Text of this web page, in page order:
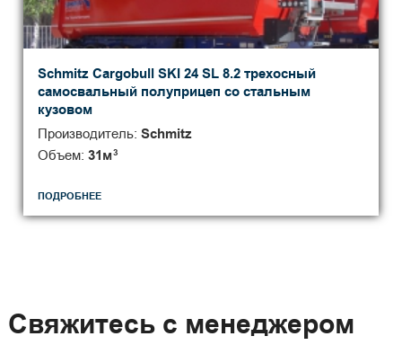
Schmitz Cargobull SKI 24 SL 8.2 трехосный
самосвальный полуприцеп со стальным
кузовом
Производитель: Schmitz
Объем: 31м3
ПОДРОБНЕЕ
Свяжитесь с менеджером